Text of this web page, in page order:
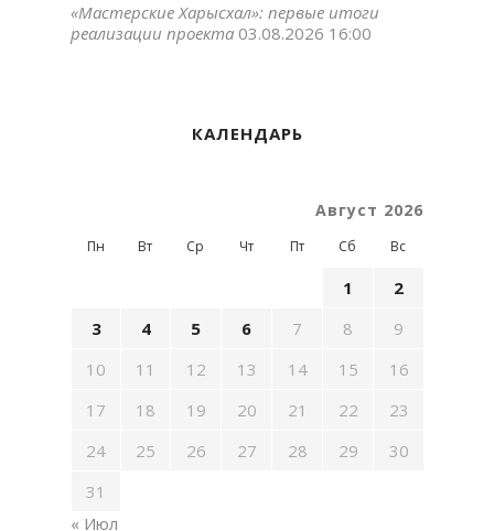
«Мастерские Харысхал»: первые итоги
реализации проекта 03.08.2026 16:00
КАЛЕНДАРЬ
Август 2026
Пн Вт Ср Чт Пт Сб Вс
1
2
3
4 5 6 7 8
9
10
11 12 13 14 15
16
17
18 19 20 21 22
23
24
25 26 27 28 29
30
31
« Июл